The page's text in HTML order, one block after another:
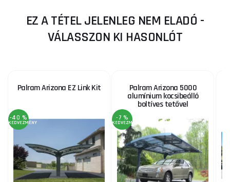
EZ A TÉTEL JELENLEG NEM ELADÓ -
VÁLASSZON KI HASONLÓT
Palram Arizona EZ Link Kit
-40 %
KEDVEZMÉNY
Palram Arizona 5000
alumínium kocsibeálló
boltíves tetővel
-7 %
KEDVEZMÉNY